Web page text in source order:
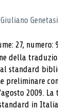
27, numero:
della
standard
preliminare
2009. La
in